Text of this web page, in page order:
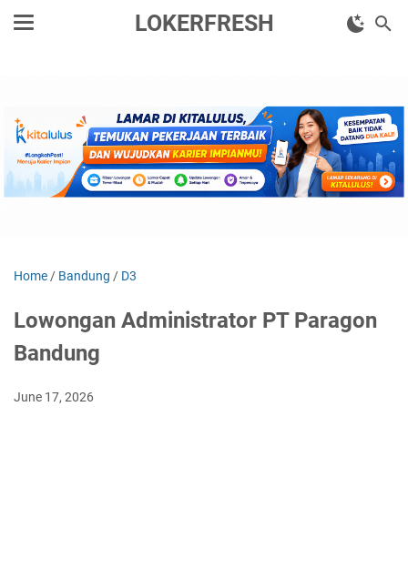
LOKERFRESH
Home / Bandung / D3
Lowongan Administrator PT Paragon
Bandung
June 17, 2026